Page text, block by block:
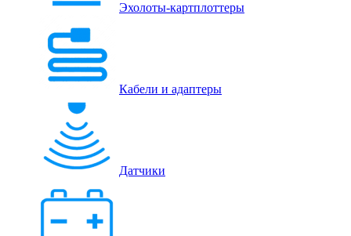
Эхолоты-картплоттеры
Кабели и адаптеры
Датчики